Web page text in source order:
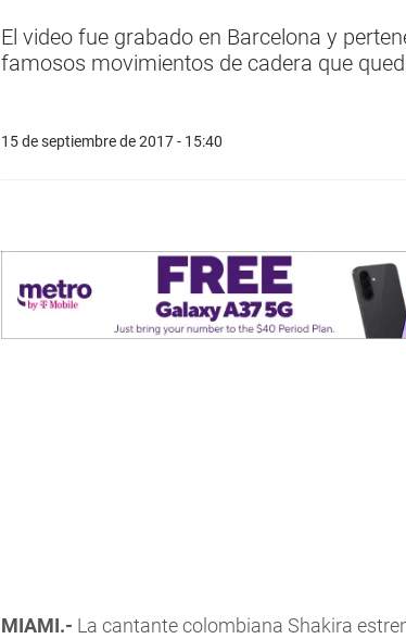
El video fue grabado en Barcelona y
famosos movimientos de cadera que
15 de septiembre de 2017 - 15:40
MIAMI.- La cantante colombiana Shakira